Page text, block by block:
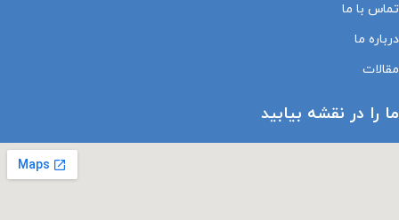
تماس با ما
درباره ما
مقالات
ما را در نقشه بیابید